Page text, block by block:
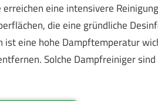
erreichen eine intensivere
die eine gründliche
eine hohe Dampftemperatur
Solche Dampfreiniger